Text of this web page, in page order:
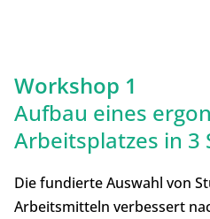
Workshop 1
Aufbau eines
Arbeitsplatzes in 3
Die fundierte Auswahl von
Arbeitsmitteln verbessert